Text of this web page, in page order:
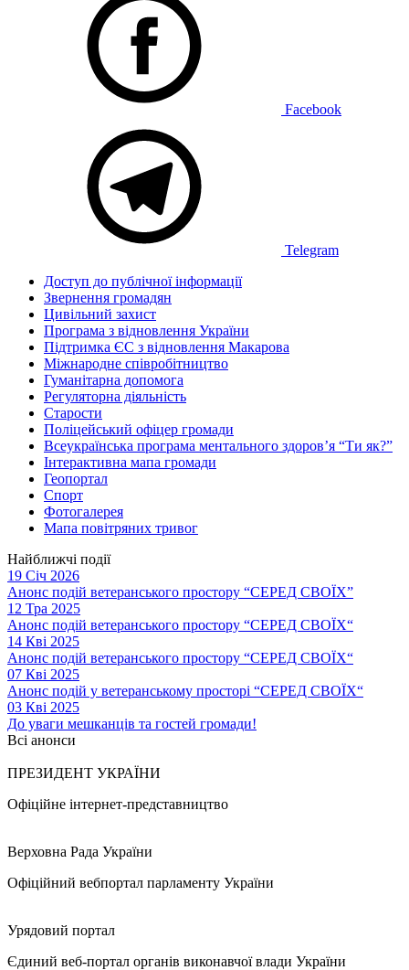
Facebook
Telegram
Доступ до публічної інформації
Звернення громадян
Цивільний захист
Програма з відновлення України
Підтримка ЄС з відновлення Макарова
Міжнародне співробітництво
Гуманітарна допомога
Регуляторна діяльність
Старости
Поліцейський офіцер громади
Всеукраїнська програма ментального здоров’я “Ти як?”
Інтерактивна мапа громади
Геопортал
Спорт
Фотогалерея
Мапа повітряних тривог
Найближчі події
19 Січ 2026
Анонс подій ветеранського простору “СЕРЕД СВОЇХ”
12 Тра 2025
Анонс подій ветеранського простору “СЕРЕД СВОЇХ“
14 Кві 2025
Анонс подій ветеранського простору “СЕРЕД СВОЇХ“
07 Кві 2025
Анонс подій у ветеранському просторі “СЕРЕД СВОЇХ“
03 Кві 2025
До уваги мешканців та гостей громади!
Всі анонси
ПРЕЗИДЕНТ УКРАЇНИ
Офіційне інтернет-представництво
Верховна Рада України
Офіційний вебпортал парламенту України
Урядовий портал
Єдиний веб-портал органів виконавчої влади України